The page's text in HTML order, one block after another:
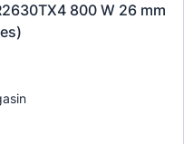
800 W 26 mm